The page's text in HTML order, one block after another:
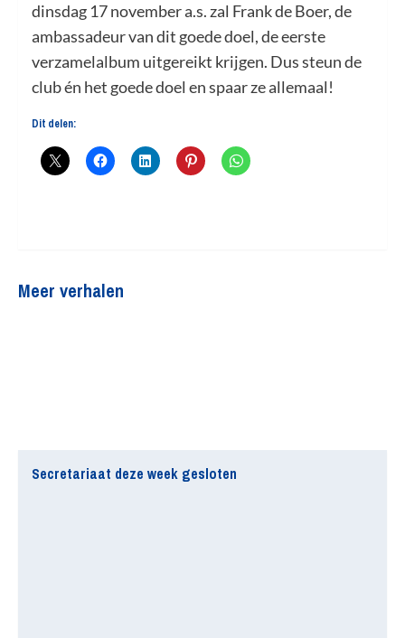
dinsdag 17 november a.s. zal Frank de Boer, de
ambassadeur van dit goede doel, de eerste
verzamelalbum uitgereikt krijgen. Dus steun de
club én het goede doel en spaar ze allemaal!
Dit delen:
Meer verhalen
Secretariaat deze week gesloten